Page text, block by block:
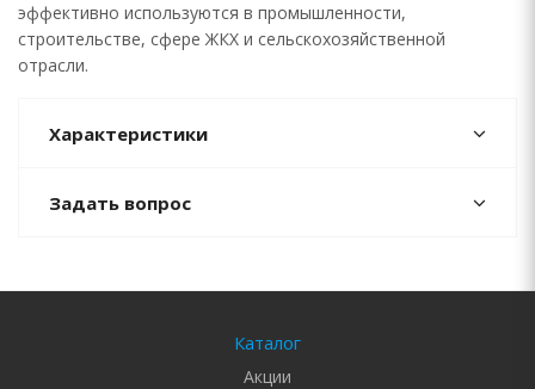
эффективно используются в промышленности,
строительстве, сфере ЖКХ и сельскохозяйственной
отрасли.
Характеристики
Задать вопрос
Каталог
Акции